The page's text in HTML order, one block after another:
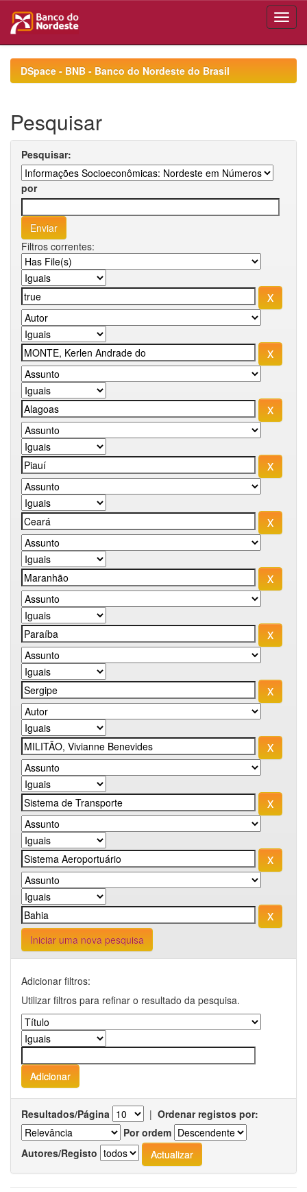
navigationDSpace - BNB - Banco do Nordeste do Brasil
Pesquisar
Pesquisar:
por
Filtros correntes:
Iniciar uma nova pesquisa
Adicionar filtros:
Utilizar filtros para refinar o resultado da pesquisa.
Resultados/Página | Ordenar registos por:
Por ordem
Autores/Registo